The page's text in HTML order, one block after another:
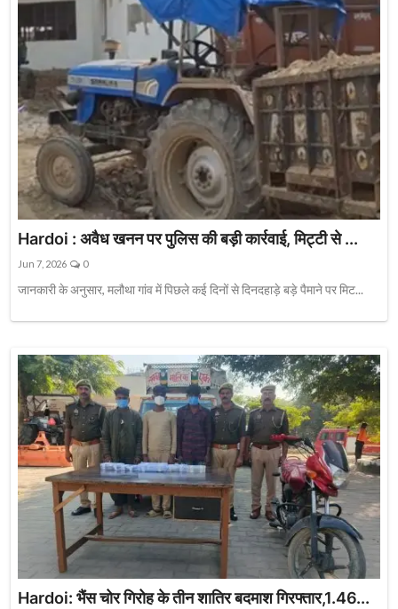
Hardoi : अवैध खनन पर पुलिस की बड़ी कार्रवाई, मिट्टी से ...
Jun 7, 2026 0
जानकारी के अनुसार, मलौथा गांव में पिछले कई दिनों से दिनदहाड़े बड़े पैमाने पर मिट...
Hardoi: भैंस चोर गिरोह के तीन शातिर बदमाश गिरफ्तार,1.46...